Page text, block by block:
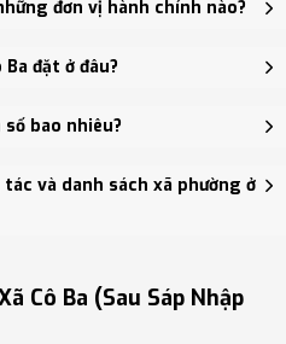
đơn vị hành chính nào?
sáp nhập Xã Thượng Hà, Xã Cô
đặt ở đâu?
đặt tại Trụ sở UBND xã
Sinh) - trung tâm khu vực thuận
bao nhiêu?
Dân số: 8,397 người, Mật độ
và danh sách xã phường ở
review địa điểm, dịch vụ và du
Cô Ba (sau Sáp Nhập